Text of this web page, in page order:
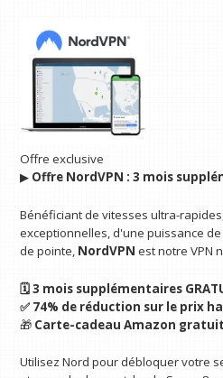
Offre exclusive
▶︎ Offre NordVPN : 3 mois
Bénéficiant de vitesses ultra-
exceptionnelles, d'une puissance
de pointe, NordVPN est notre VPN
🗓️ 3 mois supplémentaires
✅ 74% de réduction sur le prix
🎁 Carte-cadeau Amazon
Utilisez Nord pour débloquer votre